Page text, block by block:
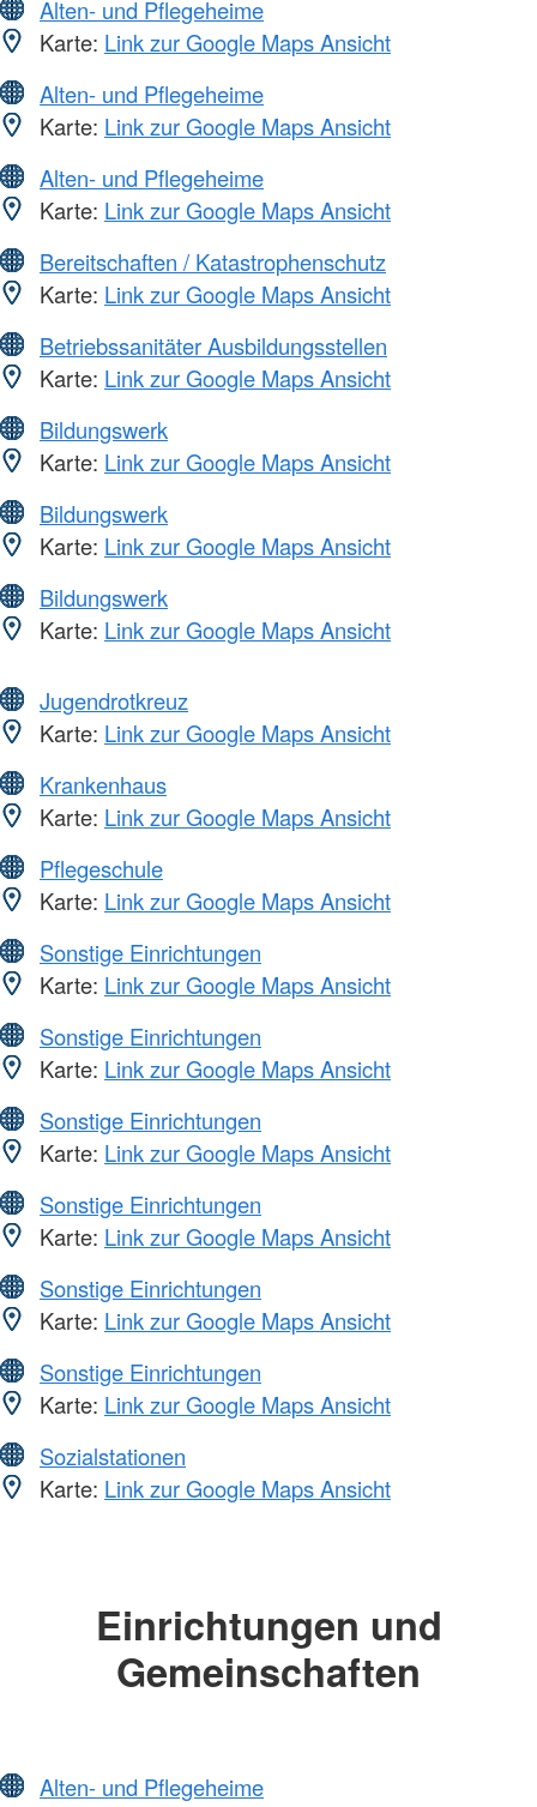
Alten- und Pflegeheime
Karte: Link zur Google Maps Ansicht
Alten- und Pflegeheime
Karte: Link zur Google Maps Ansicht
Alten- und Pflegeheime
Karte: Link zur Google Maps Ansicht
Bereitschaften / Katastrophenschutz
Karte: Link zur Google Maps Ansicht
Betriebssanitäter Ausbildungsstellen
Karte: Link zur Google Maps Ansicht
Bildungswerk
Karte: Link zur Google Maps Ansicht
Bildungswerk
Karte: Link zur Google Maps Ansicht
Bildungswerk
Karte: Link zur Google Maps Ansicht
Jugendrotkreuz
Karte: Link zur Google Maps Ansicht
Krankenhaus
Karte: Link zur Google Maps Ansicht
Pflegeschule
Karte: Link zur Google Maps Ansicht
Sonstige Einrichtungen
Karte: Link zur Google Maps Ansicht
Sonstige Einrichtungen
Karte: Link zur Google Maps Ansicht
Sonstige Einrichtungen
Karte: Link zur Google Maps Ansicht
Sonstige Einrichtungen
Karte: Link zur Google Maps Ansicht
Sonstige Einrichtungen
Karte: Link zur Google Maps Ansicht
Sonstige Einrichtungen
Karte: Link zur Google Maps Ansicht
Sozialstationen
Karte: Link zur Google Maps Ansicht
Einrichtungen und
Gemeinschaften
Alten- und Pflegeheime